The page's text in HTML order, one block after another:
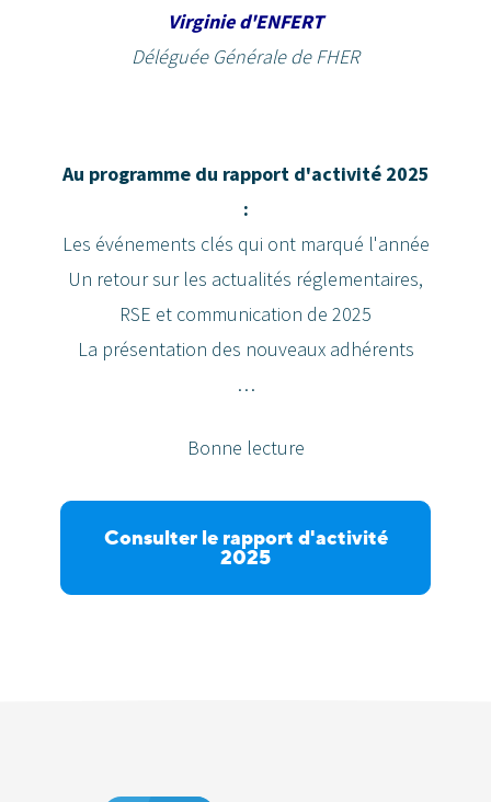
Virginie d'ENFERT
Déléguée Généralede FHER
Au programme du rapport d'activité 2025
:
Les événements clés qui ont marqué l'année
Un retour sur les actualités réglementaires,
RSE et communication de 2025
La présentation des nouveaux adhérents
…
Bonne lecture
Consulter le rapport d'activité
2025